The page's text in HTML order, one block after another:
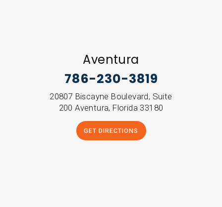
Aventura
786-230-3819
20807 Biscayne Boulevard, Suite
200 Aventura, Florida 33180
GET DIRECTIONS